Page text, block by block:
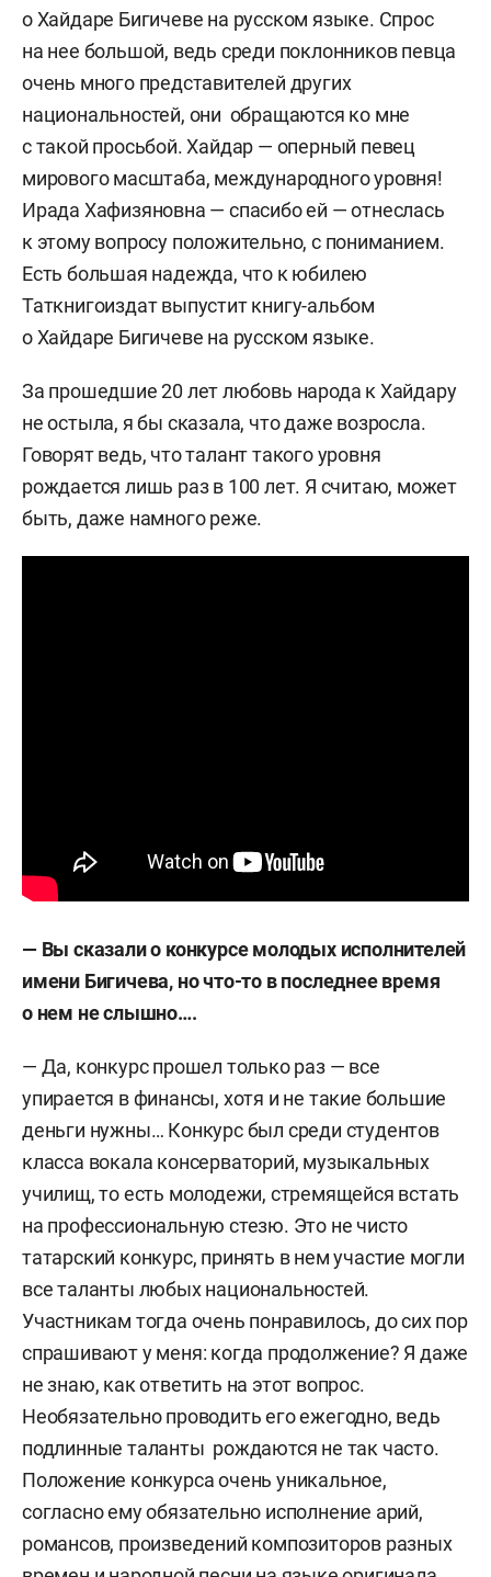
о Хайдаре Бигичеве на русском языке. Спрос
на нее большой, ведь среди поклонников певца
очень много представителей других
национальностей, они обращаются ко мне
с такой просьбой. Хайдар — оперный певец
мирового масштаба, международного уровня!
Ирада Хафизяновна — спасибо ей — отнеслась
к этому вопросу положительно, с пониманием.
Есть большая надежда, что к юбилею
Таткнигоиздат выпустит книгу-альбом
о Хайдаре Бигичеве на русском языке.
За прошедшие 20 лет любовь народа к Хайдару
не остыла, я бы сказала, что даже возросла.
Говорят ведь, что талант такого уровня
рождается лишь раз в 100 лет. Я считаю, может
быть, даже намного реже.
— Вы сказали о конкурсе молодых исполнителей
имени Бигичева, но что-то в последнее время
о нем не слышно….
— Да, конкурс прошел только раз — все
упирается в финансы, хотя и не такие большие
деньги нужны… Конкурс был среди студентов
класса вокала консерваторий, музыкальных
училищ, то есть молодежи, стремящейся встать
на профессиональную стезю. Это не чисто
татарский конкурс, принять в нем участие могли
все таланты любых национальностей.
Участникам тогда очень понравилось, до сих пор
спрашивают у меня: когда продолжение? Я даже
не знаю, как ответить на этот вопрос.
Необязательно проводить его ежегодно, ведь
подлинные таланты рождаются не так часто.
Положение конкурса очень уникальное,
согласно ему обязательно исполнение арий,
романсов, произведений композиторов разных